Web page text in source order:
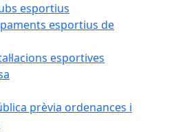
esportius
esportius de
esportives
prèvia ordenances i